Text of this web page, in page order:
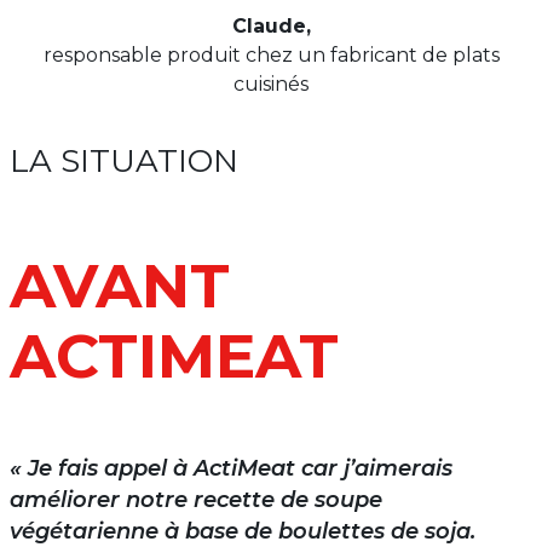
Claude,
responsable produit chez un fabricant de plats
cuisinés
LA SITUATION
AVANT
ACTIMEAT
« Je fais appel à ActiMeat car j’aimerais
améliorer notre recette de soupe
végétarienne à base de boulettes de soja.